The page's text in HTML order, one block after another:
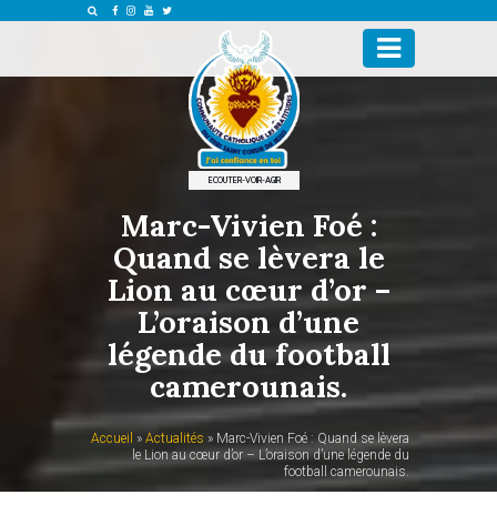
ECOUTER-VOIR-AGIR
Marc-Vivien Foé :
Quand se lèvera le
Lion au cœur d’or –
L’oraison d’une
légende du football
camerounais.
Accueil » Actualités » Marc-Vivien Foé : Quand se lèvera
le Lion au cœur d’or – L’oraison d’une légende du
football camerounais.